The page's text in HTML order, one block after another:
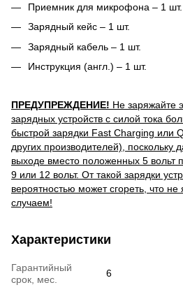
Приемник для микрофона – 1 шт.
Зарядный кейс – 1 шт.
Зарядный кабель – 1 шт.
Инструкция (англ.) – 1 шт.
ПРЕДУПРЕЖДЕНИЕ! Не заряжайте
зарядных устройств с силой тока
быстрой зарядки Fast Charging или
других производителей), поскольку
выходе вместо положенных 5
9 или 12 вольт. От такой зарядки
вероятностью может сгореть, что
случаем!
Характеристики
Гарантийный
срок, мес.
6